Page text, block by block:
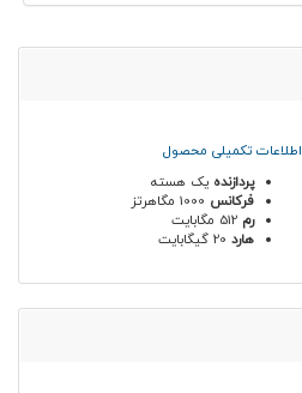
اطلاعات تکمیلی محصول
پردازنده یک هسته
فرکانس
رم 512 مگابایت
هارد